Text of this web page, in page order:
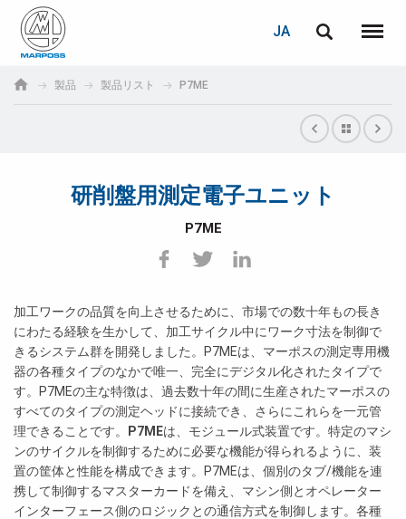
S.p.A.
JA
メニ
製品 製品リスト P7ME
研削盤用測定電子ユニット
P7ME
加工ワークの品質を向上させるために、市場での数十年もの長き
にわたる経験を生かして、加工サイクル中にワーク寸法を制御で
きるシステム群を開発しました。P7MEは、マーポスの測定専用機
器の各種タイプのなかで唯一、完全にデジタル化されたタイプで
す。P7MEの主な特徴は、過去数十年の間に生産されたマーポスの
すべてのタイプの測定ヘッドに接続でき、さらにこれらを一元管
理できることです。
P7MEは、モジュール式装置です。特定のマシ
ンのサイクルを制御するために必要な機能が得られるように、装
置の筐体と性能を構成できます。P7MEは、個別のタブ/機能を連
携して制御するマスターカードを備え、マシン側とオペレーター
インターフェース側のロジックとの通信方式を制御します。各種
Deutsch
Español
日本語 (Japanese)
한국어 (Korean)
ログイン
パスワード
未登録の場合、無料でご登録いただけます。
こちらをクリック